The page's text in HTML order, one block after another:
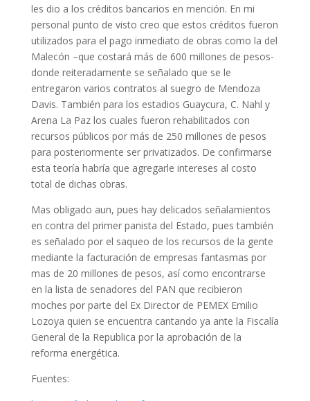
les dio a los créditos bancarios en mención. En mi
personal punto de visto creo que estos créditos fueron
utilizados para el pago inmediato de obras como la del
Malecón –que costará más de 600 millones de pesos-
donde reiteradamente se señalado que se le
entregaron varios contratos al suegro de Mendoza
Davis. También para los estadios Guaycura, C. Nahl y
Arena La Paz los cuales fueron rehabilitados con
recursos públicos por más de 250 millones de pesos
para posteriormente ser privatizados. De confirmarse
esta teoría habría que agregarle intereses al costo
total de dichas obras.
Mas obligado aun, pues hay delicados señalamientos
en contra del primer panista del Estado, pues también
es señalado por el saqueo de los recursos de la gente
mediante la facturación de empresas fantasmas por
mas de 20 millones de pesos, así como encontrarse
en la lista de senadores del PAN que recibieron
moches por parte del Ex Director de PEMEX Emilio
Lozoya quien se encuentra cantando ya ante la Fiscalía
General de la Republica por la aprobación de la
reforma energética.
Fuentes: